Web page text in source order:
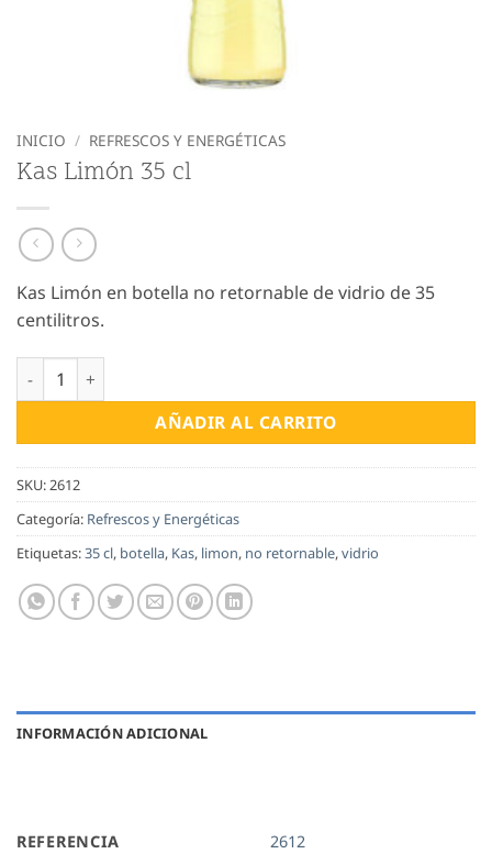
INICIO / REFRESCOS Y ENERGÉTICAS
Kas Limón 35 cl
Kas Limón en botella no retornable de vidrio de 35
centilitros.
Kas Limón 35 cl cantidad
AÑADIR AL CARRITO
SKU:2612
Categoría: Refrescos y Energéticas
Etiquetas:35 cl, botella, Kas, limon, no retornable,vidrio
INFORMACIÓN ADICIONAL
REFERENCIA 2612